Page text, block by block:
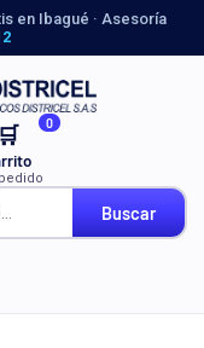
en Ibagué · Asesoría
Buscar
🛒 0